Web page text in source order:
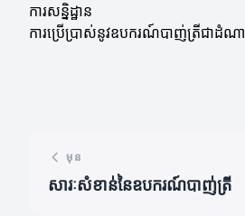
ការសន្និដ្ឋាន
ការប្រើប្រាស់នូវឧបករណ៍បាញ់ត្រីជាដំណា
មុន
សារៈសំខាន់នៃឧបករណ៍បាញ់ត្រី